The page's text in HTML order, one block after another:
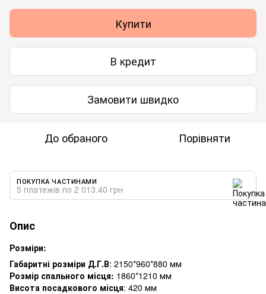
Купити
В кредит
Замовити швидко
До обраного Порівняти
ПОКУПКА ЧАСТИНАМИ
5 платежів по 2 013.40 грн
Опис
Розміри:
Габаритні розміри Д.Г.В: 2150*960*880 мм
Розмір спального місця: 1860*1210 мм
Висота посадкового місця: 420 мм